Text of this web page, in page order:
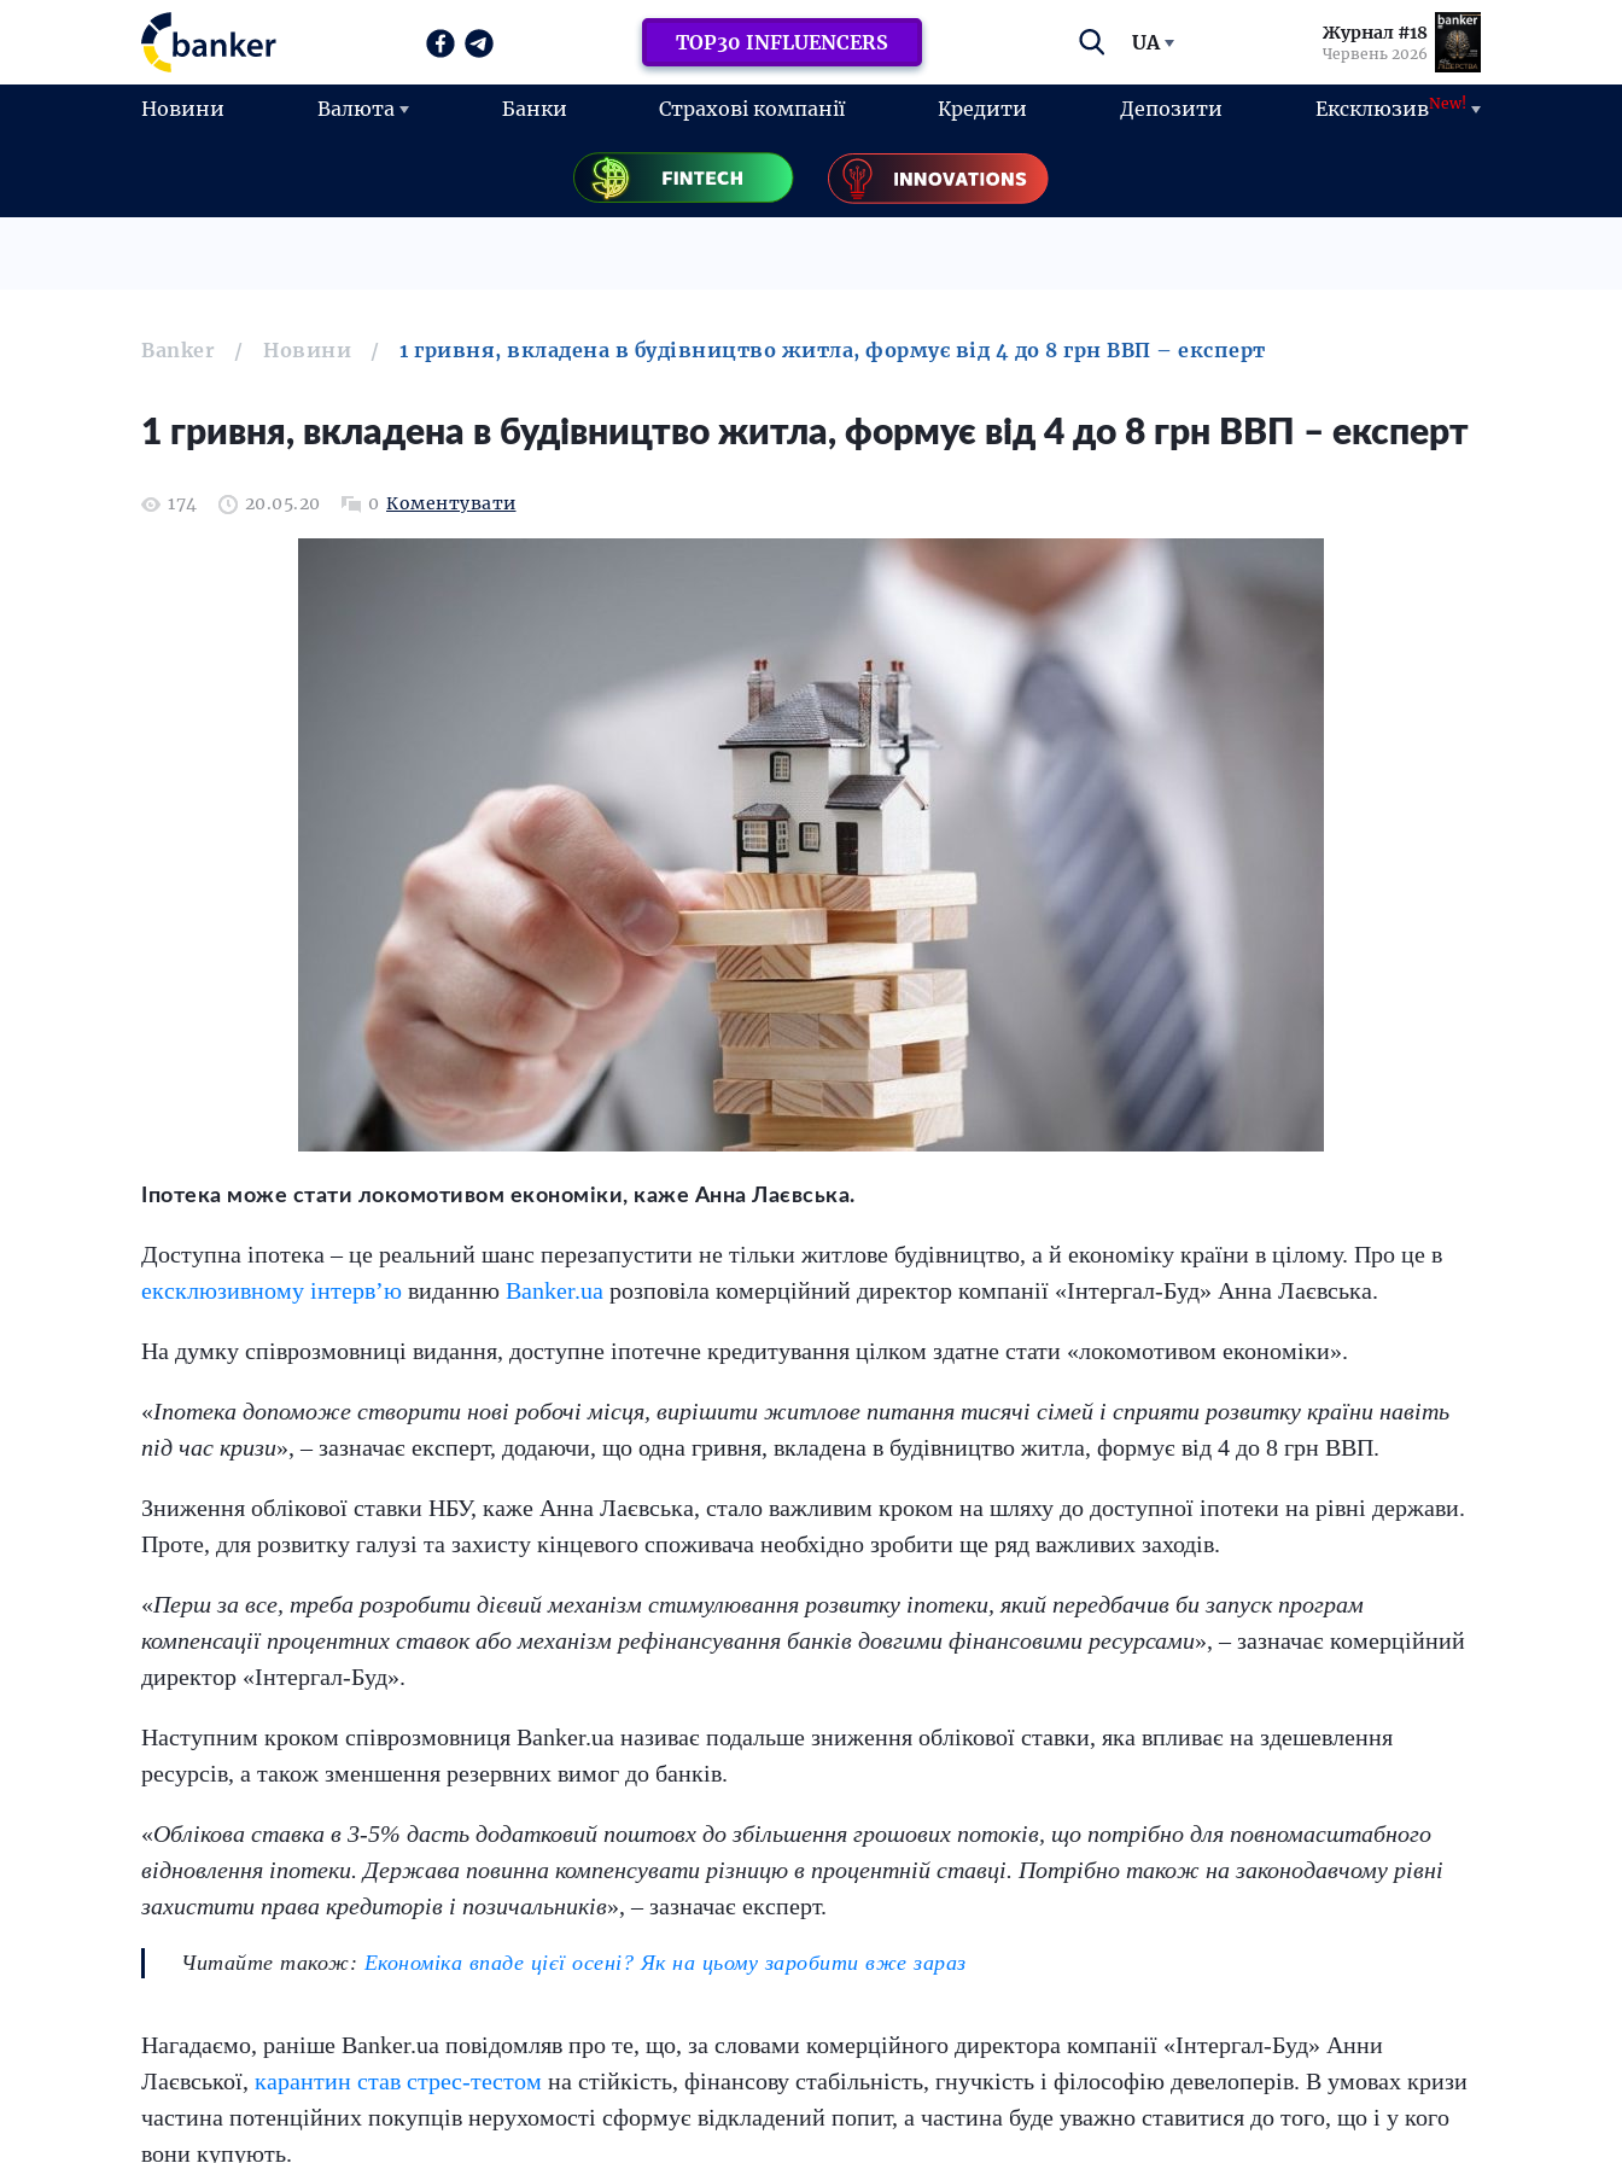
TOP30 INFLUENCERS UA Журнал #18
Червень 2026
Новини Валюта Банки Страхові компанії Кредити Депозити ЕксклюзивNew!
Banker Новини 1 гривня, вкладена в будівництво житла, формує від 4 до 8 грн ВВП – експерт
1 гривня, вкладена в будівництво житла, формує від 4 до 8 грн ВВП – експерт
174 20.05.20 0 Коментувати
Іпотека може стати локомотивом економіки, каже Анна Лаєвська.
Доступна іпотека – це реальний шанс перезапустити не тільки житлове будівництво, а й економіку країни в цілому. Про це в
ексклюзивному інтерв’ю виданню Banker.ua розповіла комерційний директор компанії «Інтергал-Буд» Анна Лаєвська.
На думку співрозмовниці видання, доступне іпотечне кредитування цілком здатне стати «локомотивом економіки».
«Іпотека допоможе створити нові робочі місця, вирішити житлове питання тисячі сімей і сприяти розвитку країни навіть
під час кризи», – зазначає експерт, додаючи, що одна гривня, вкладена в будівництво житла, формує від 4 до 8 грн ВВП.
Зниження облікової ставки НБУ, каже Анна Лаєвська, стало важливим кроком на шляху до доступної іпотеки на рівні держави.
Проте, для розвитку галузі та захисту кінцевого споживача необхідно зробити ще ряд важливих заходів.
«Перш за все, треба розробити дієвий механізм стимулювання розвитку іпотеки, який передбачив би запуск програм
компенсації процентних ставок або механізм рефінансування банків довгими фінансовими ресурсами», – зазначає комерційний
директор «Інтергал-Буд».
Наступним кроком співрозмовниця Banker.ua називає подальше зниження облікової ставки, яка впливає на здешевлення
ресурсів, а також зменшення резервних вимог до банків.
«Облікова ставка в 3-5% дасть додатковий поштовх до збільшення грошових потоків, що потрібно для повномасштабного
відновлення іпотеки. Держава повинна компенсувати різницю в процентній ставці. Потрібно також на законодавчому рівні
захистити права кредиторів і позичальників», – зазначає експерт.
Читайте також: Економіка впаде цієї осені? Як на цьому заробити вже зараз
Нагадаємо, раніше Banker.ua повідомляв про те, що, за словами комерційного директора компанії «Інтергал-Буд» Анни
Лаєвської, карантин став стрес-тестом на стійкість, фінансову стабільність, гнучкість і філософію девелоперів. В умовах кризи
частина потенційних покупців нерухомості сформує відкладений попит, а частина буде уважно ставитися до того, що і у кого
вони купують.